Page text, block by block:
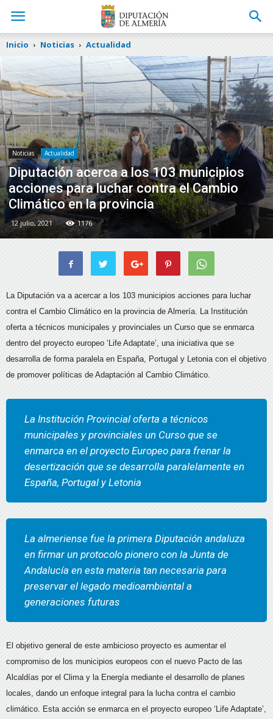
Inicio Noticias Actualidad
Noticias Actualidad
Diputación acerca a los 103 municipios
acciones para luchar contra el Cambio
Climático en la provincia
12 julio, 2021 1176
La Diputación va a acercar a los 103 municipios acciones para luchar
contra el Cambio Climático en la provincia de Almería. La Institución
oferta a técnicos municipales y provinciales un Curso que se enmarca
dentro del proyecto europeo ‘Life Adaptate’, una iniciativa que se
desarrolla de forma paralela en España, Portugal y Letonia con el objetivo
de promover políticas de Adaptación al Cambio Climático.
La Institución Provincial oferta a técnicos
municipales y provinciales un Curso que se
enmarca en el proyecto Europeo para frenar la
desertización que se desarrolla paralelamente en
España, Portugal y Letonia
La almeriense fue la primera Diputación andaluza
en firmar un protocolo pionero con la Junta de
Andalucía en esta materia tan necesaria para
preservar el legado medioambiental a
generaciones futuras
El objetivo general de este ambicioso proyecto es aumentar el
compromiso de los municipios europeos con el nuevo Pacto de las
Alcaldías por el Clima y la Energía mediante el desarrollo de planes
locales, dando un enfoque integral para la lucha contra el cambio
climático. Esta acción se enmarca en el proyecto europeo ‘Life Adaptate’,